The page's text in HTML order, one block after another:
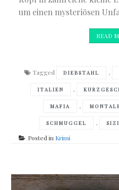
um einen mysteriösen
READ
Tagged DIEBSTAHL ,
ITALIEN ,
MAFIA ,
SCHMUGGEL ,
Posted in Krimi